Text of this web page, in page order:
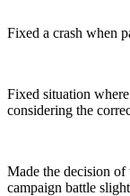
Fixed a crash when
Fixed situation
considering the
Made the decision
campaign battle